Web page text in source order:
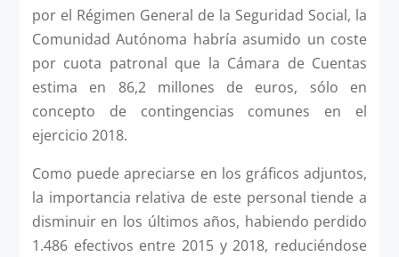
por el Régimen General de la Seguridad Social, la
Comunidad Autónoma habría asumido un coste
por cuota patronal que la Cámara de Cuentas
estima en 86,2 millones de euros, sólo en
concepto de contingencias comunes en el
ejercicio 2018.
Como puede apreciarse en los gráficos adjuntos,
la importancia relativa de este personal tiende a
disminuir en los últimos años, habiendo perdido
1.486 efectivos entre 2015 y 2018, reduciéndose